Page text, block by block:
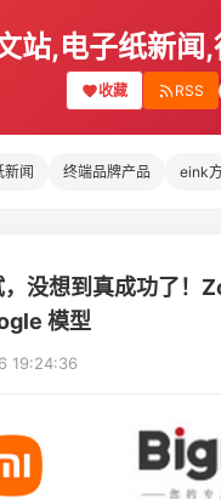
站,电子纸新闻,
收藏 RSS
闻 终端品牌产品 eink
，没想到真成功了！
模型
19:24:36